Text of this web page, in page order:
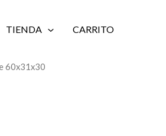
TIENDA CARRITO
60x31x30